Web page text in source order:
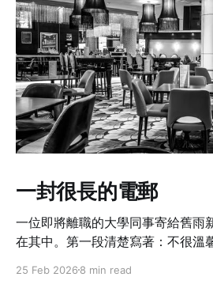
一封很長的電郵
一位即將離職的大學同事寄給舊雨
在其中。第一段清楚寫著：不很溫
25 Feb 2026 8 min read